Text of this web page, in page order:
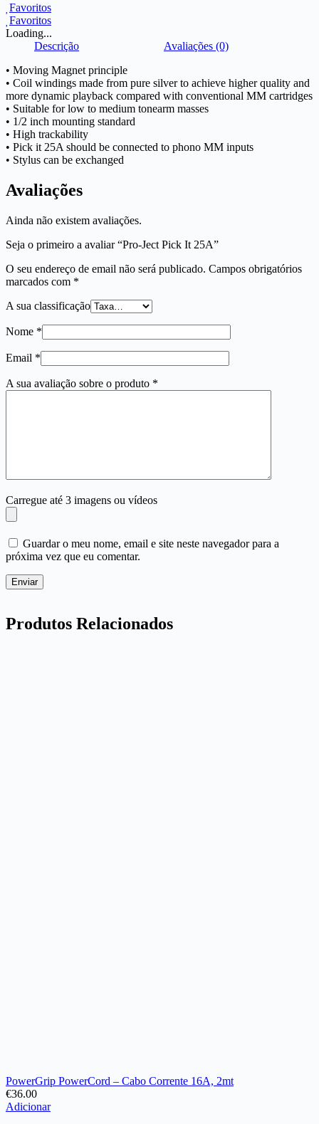
Favoritos
Favoritos
Loading...
Descrição
Avaliações (0)
• Moving Magnet principle
• Coil windings made from pure silver to achieve higher quality and
more dynamic playback compared with conventional MM cartridges
• Suitable for low to medium tonearm masses
• 1/2 inch mounting standard
• High trackability
• Pick it 25A should be connected to phono MM inputs
• Stylus can be exchanged
Avaliações
Ainda não existem avaliações.
Seja o primeiro a avaliar “Pro-Ject Pick It 25A”
O seu endereço de email não será publicado. Campos obrigatórios
marcados com *
A sua classificação
Nome *
Email *
A sua avaliação sobre o produto *
Carregue até 3 imagens ou vídeos
Guardar o meu nome, email e site neste navegador para a
próxima vez que eu comentar.
Enviar
Produtos Relacionados
PowerGrip PowerCord – Cabo Corrente 16A, 2mt
€36.00
Adicionar